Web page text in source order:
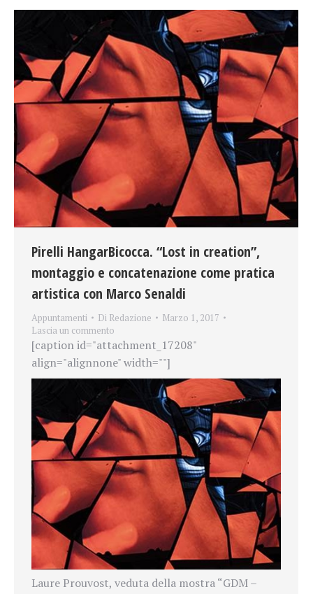
Pirelli HangarBicocca. “Lost in creation”,
montaggio e concatenazione come pratica
artistica con Marco Senaldi
Appuntamenti Di Redazione
Marzo 1, 2017
Lascia un commento
[caption id="attachment_17208"
align="alignnone" width=""]
Laure Prouvost, veduta della mostra “GDM –